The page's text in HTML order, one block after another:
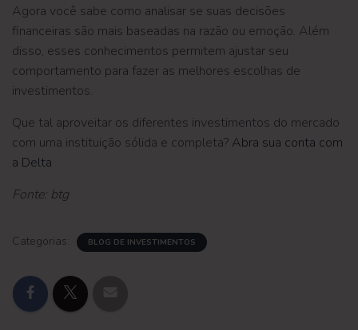
Agora você sabe como analisar se suas decisões
financeiras são mais baseadas na razão ou emoção. Além
disso, esses conhecimentos permitem ajustar seu
comportamento para fazer as melhores escolhas de
investimentos.
Que tal aproveitar os diferentes investimentos do mercado
com uma instituição sólida e completa? Abra sua conta com
a Delta
Fonte: btg
Categorias: BLOG DE INVESTIMENTOS